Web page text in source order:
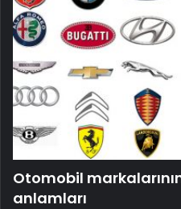
Otomobil
anlamları